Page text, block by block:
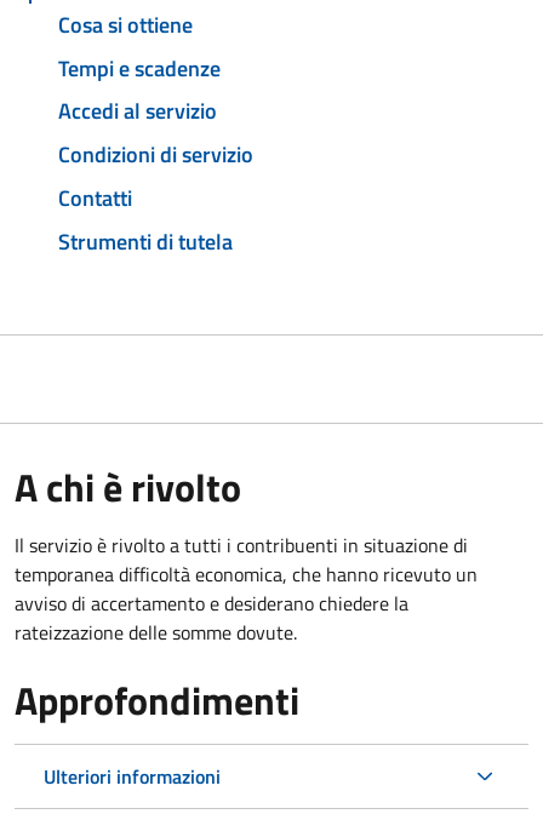
Cosa si ottiene
Tempi e scadenze
Accedi al servizio
Condizioni di servizio
Contatti
Strumenti di tutela
A chi è rivolto
Il servizio è rivolto a tutti i contribuenti in situazione di
temporanea difficoltà economica, che hanno ricevuto un
avviso di accertamento e desiderano chiedere la
rateizzazione delle somme dovute.
Approfondimenti
Ulteriori informazioni